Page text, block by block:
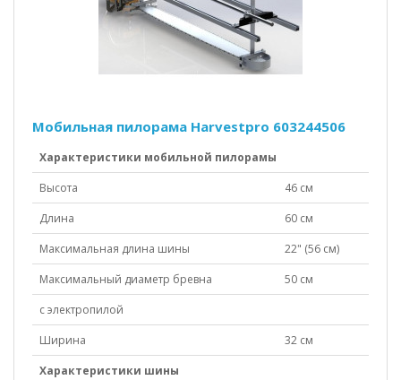
Мобильная пилорама Harvestpro 603244506
Характеристики мобильной пилорамы
Высота
46 см
Длина
60 см
Максимальная длина шины
22" (56 см)
Максимальный диаметр бревна
50 см
с электропилой
Ширина
32 см
Характеристики шины